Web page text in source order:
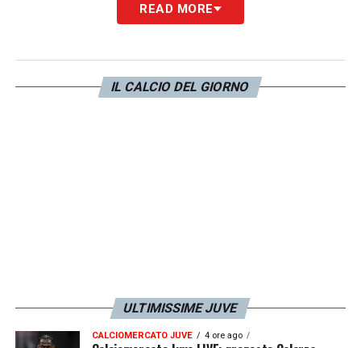
gruppo durante il riscaldamento
LA PLAYLIST DELLE NOSTRE TOP NEWS
READ MORE
IL CALCIO DEL GIORNO
ULTIMISSIME JUVE
CALCIOMERCATO JUVE 4 ore ago